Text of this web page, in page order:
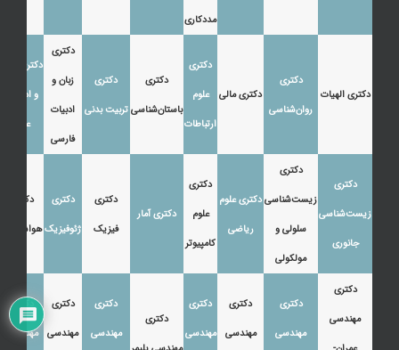
مددکاری
دکتری الهیات
دکتری
روان‌شناسی
دکتری مالی
دکتری
علوم
ارتباطات
دکتری
باستان‌شناسی
دکتری
تربیت بدنی
دکتری
زبان و
ادبیات
فارسی
دکتری زبان
و ادبیات
عرب
دکتری
زیست‌شناسی
جانوری
دکتری
زیست‌شناسی
سلولی و
مولکولی
دکتری علوم
ریاضی
دکتری
علوم
کامپیوتر
دکتری آمار
دکتری
فیزیک
دکتری
ژئوفیزیک
دکتری
هواشناسی
دکتری
مهندسی
دکتری
مهندسی
دکتری
مهندسی
دکتری
مهندسی
دکتری
دکتری
مهندسی
دکتری
مهندسی
دکتری
مهندسی